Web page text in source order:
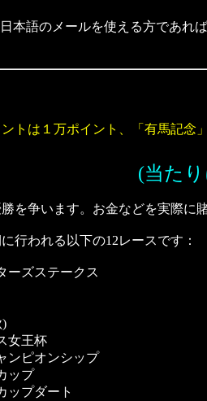
語のメールを使える方であれば
トは１万ポイント、「有馬記念
(当た
を争います。お金などを実際に
行われる以下の12レースです：
ズステークス
女王杯
ンピオンシップ
ップ
プダート